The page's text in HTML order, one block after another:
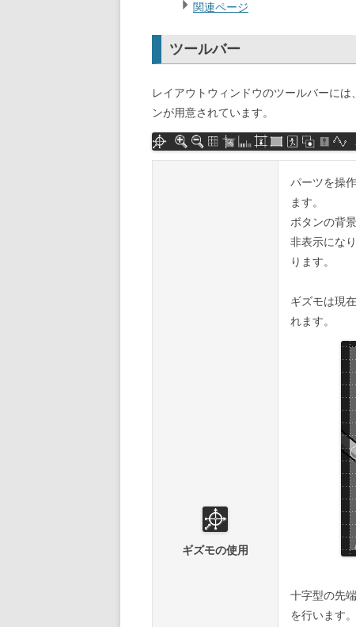
関連ページ
ツールバー
レイアウトウィンドウのツールバーに
ンが用意されています。
ギズモの使用
パーツを操
ます。
ボタンの背
非表示にな
ります。
ギズモは現
れます。
十字型の先
を行います